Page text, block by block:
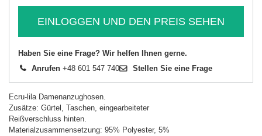
EINLOGGEN UND DEN PREIS SEHEN
Haben Sie eine Frage? Wir helfen Ihnen gerne.
Anrufen +48 601 547 740 Stellen Sie eine Frage
Ecru-lila Damenanzughosen.
Zusätze: Gürtel, Taschen, eingearbeiteter
Reißverschluss hinten.
Materialzusammensetzung: 95% Polyester, 5%